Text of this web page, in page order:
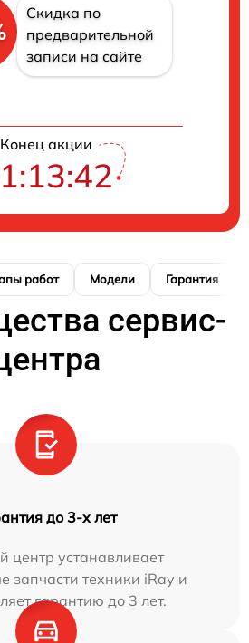
Скидка по
предварительной
записи на сайте
Конец акции
работ Модели Гарантия
сервис-
до 3-х лет
центр устанавливает
запчасти техники iRay и
гарантию до 3 лет.